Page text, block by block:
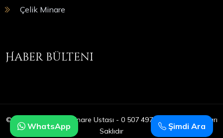
Çelik Minare
Haber bülteni
© Copyright 2025 | Minare Ustası - 0 507 497 05 09 | Tüm Hakları
Saklıdır
Şimdi Ara
WhatsApp